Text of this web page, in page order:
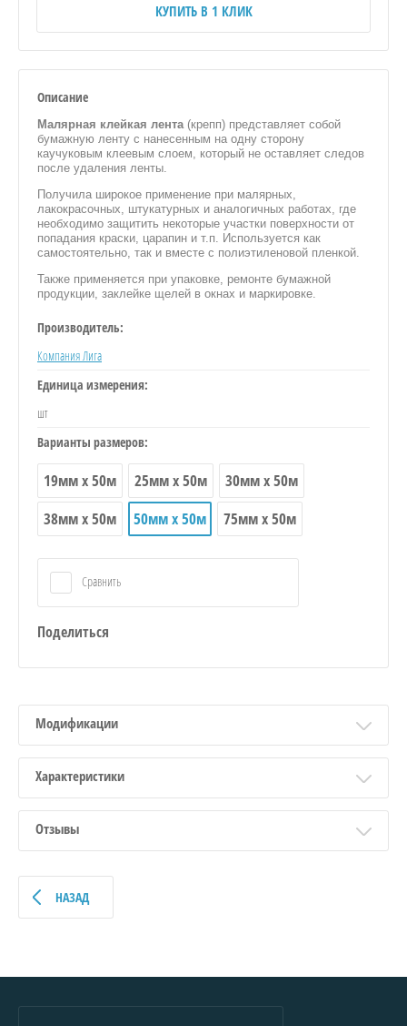
КУПИТЬ В 1 КЛИК
Описание
Малярная клейкая лента (крепп) представляет собой
бумажную ленту с нанесенным на одну сторону
каучуковым клеевым слоем, который не оставляет следов
после удаления ленты.
Получила широкое применение при малярных,
лакокрасочных, штукатурных и аналогичных работах, где
необходимо защитить некоторые участки поверхности от
попадания краски, царапин и т.п. Используется как
самостоятельно, так и вместе с полиэтиленовой пленкой.
Также применяется при упаковке, ремонте бумажной
продукции, заклейке щелей в окнах и маркировке.
Производитель:
Компания Лига
Единица измерения:
шт
Варианты размеров:
19мм х 50м 25мм х 50м
30мм х 50м
38мм х 50м
50мм х 50м 75мм х 50м
Сравнить
Поделиться
Модификации
Характеристики
Отзывы
НАЗАД